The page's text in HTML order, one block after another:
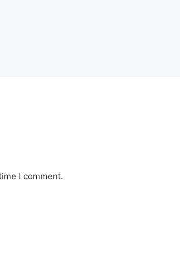
I comment.